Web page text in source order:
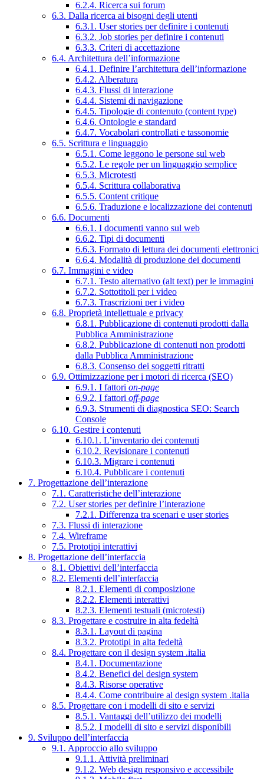
6.2.4. Ricerca sui forum
6.3. Dalla ricerca ai bisogni degli utenti
6.3.1. User stories per definire i contenuti
6.3.2. Job stories per definire i contenuti
6.3.3. Criteri di accettazione
6.4. Architettura dell’informazione
6.4.1. Definire l’architettura dell’informazione
6.4.2. Alberatura
6.4.3. Flussi di interazione
6.4.4. Sistemi di navigazione
6.4.5. Tipologie di contenuto (content type)
6.4.6. Ontologie e standard
6.4.7. Vocabolari controllati e tassonomie
6.5. Scrittura e linguaggio
6.5.1. Come leggono le persone sul web
6.5.2. Le regole per un linguaggio semplice
6.5.3. Microtesti
6.5.4. Scrittura collaborativa
6.5.5. Content critique
6.5.6. Traduzione e localizzazione dei contenuti
6.6. Documenti
6.6.1. I documenti vanno sul web
6.6.2. Tipi di documenti
6.6.3. Formato di lettura dei documenti elettronici
6.6.4. Modalità di produzione dei documenti
6.7. Immagini e video
6.7.1. Testo alternativo (alt text) per le immagini
6.7.2. Sottotitoli per i video
6.7.3. Trascrizioni per i video
6.8. Proprietà intellettuale e privacy
6.8.1. Pubblicazione di contenuti prodotti dalla
Pubblica Amministrazione
6.8.2. Pubblicazione di contenuti non prodotti
dalla Pubblica Amministrazione
6.8.3. Consenso dei soggetti ritratti
6.9. Ottimizzazione per i motori di ricerca (SEO)
6.9.1. I fattori on-page
6.9.2. I fattori off-page
6.9.3. Strumenti di diagnostica SEO: Search
Console
6.10. Gestire i contenuti
6.10.1. L’inventario dei contenuti
6.10.2. Revisionare i contenuti
6.10.3. Migrare i contenuti
6.10.4. Pubblicare i contenuti
7. Progettazione dell’interazione
7.1. Caratteristiche dell’interazione
7.2. User stories per definire l’interazione
7.2.1. Differenza tra scenari e user stories
7.3. Flussi di interazione
7.4. Wireframe
7.5. Prototipi interattivi
8. Progettazione dell’interfaccia
8.1. Obiettivi dell’interfaccia
8.2. Elementi dell’interfaccia
8.2.1. Elementi di composizione
8.2.2. Elementi interattivi
8.2.3. Elementi testuali (microtesti)
8.3. Progettare e costruire in alta fedeltà
8.3.1. Layout di pagina
8.3.2. Prototipi in alta fedeltà
8.4. Progettare con il design system .italia
8.4.1. Documentazione
8.4.2. Benefici del design system
8.4.3. Risorse operative
8.4.4. Come contribuire al design system .italia
8.5. Progettare con i modelli di sito e servizi
8.5.1. Vantaggi dell’utilizzo dei modelli
8.5.2. I modelli di sito e servizi disponibili
9. Sviluppo dell’interfaccia
9.1. Approccio allo sviluppo
9.1.1. Attività preliminari
9.1.2. Web design responsivo e accessibile